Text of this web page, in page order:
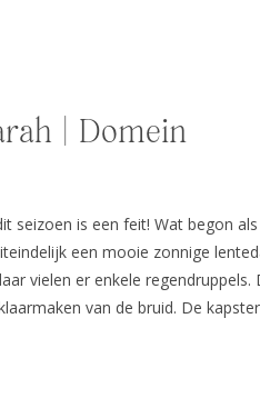
| Domein
seizoen is een feit! Wat begon
een mooie zonnige
vielen er enkele regendruppels.
van de bruid. De